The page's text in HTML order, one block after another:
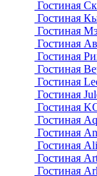
Гостиная
Гостиная
Гостиная
Гостиная
Гостиная
Гостиная
Гостиная
Гостиная
Гостиная
Гостиная
Гостиная
Гостиная
Гостиная
Гостиная